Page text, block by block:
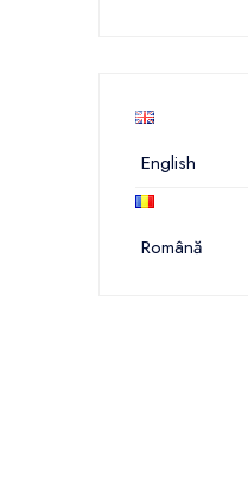
English
Română